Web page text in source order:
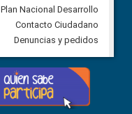
Ballenita del cantón Santa
7 agosto, 2026
Next
Plan Nacional Desarrollo
Contacto Ciudadano
Denuncias y pedidos